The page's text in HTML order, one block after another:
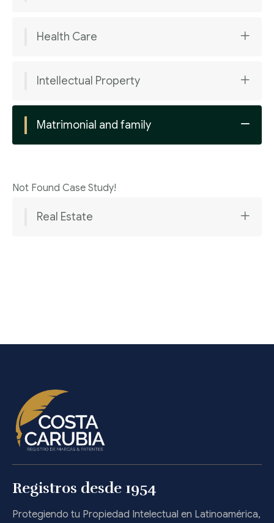
Health Care
Intellectual Property
Matrimonial and family
Not Found Case Study!
Real Estate
Registros desde 1954
Protegiendo tu Propiedad Intelectual en Latinoamérica,